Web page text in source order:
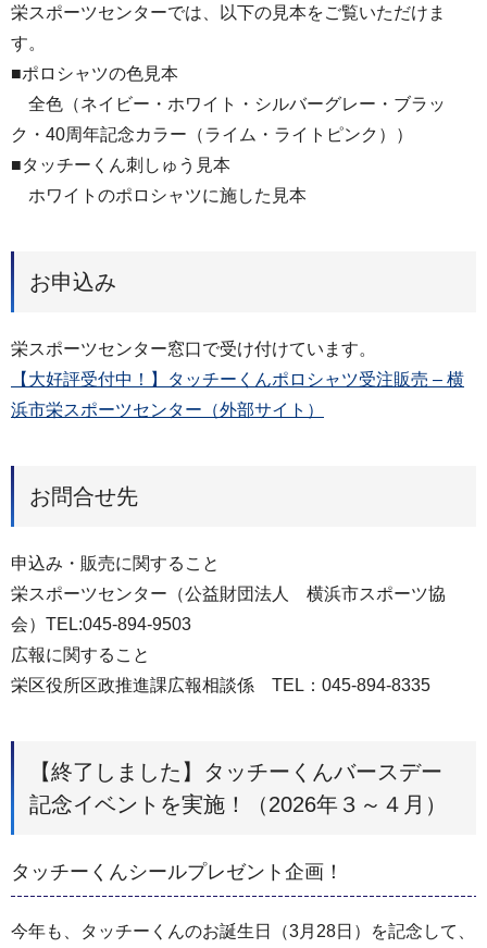
栄スポーツセンターでは、以下の見本をご覧いただけま
す。
■ポロシャツの色見本
全色（ネイビー・ホワイト・シルバーグレー・ブラッ
ク・40周年記念カラー（ライム・ライトピンク））
■タッチーくん刺しゅう見本
ホワイトのポロシャツに施した見本
お申込み
栄スポーツセンター窓口で受け付けています。
【大好評受付中！】タッチーくんポロシャツ受注販売 – 横
浜市栄スポーツセンター（外部サイト）
お問合せ先
申込み・販売に関すること
栄スポーツセンター（公益財団法人 横浜市スポーツ協
会）TEL:045-894-9503
広報に関すること
栄区役所区政推進課広報相談係 TEL：045-894-8335
【終了しました】タッチーくんバースデー
記念イベントを実施！（2026年３～４月）
タッチーくんシールプレゼント企画！
今年も、タッチーくんのお誕生日（3月28日）を記念して、